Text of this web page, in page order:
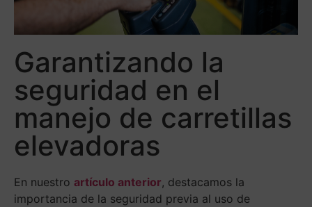
Garantizando la
seguridad en el
manejo de carretillas
elevadoras
En nuestro artículo anterior, destacamos la
importancia de la seguridad previa al uso de